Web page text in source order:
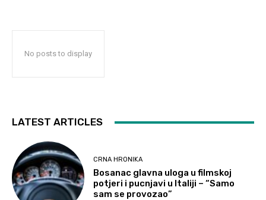
No posts to display
LATEST ARTICLES
CRNA HRONIKA
Bosanac glavna uloga u filmskoj
potjeri i pucnjavi u Italiji – “Samo
sam se provozao”